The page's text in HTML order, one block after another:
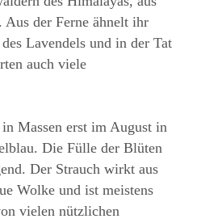
der Ferne ähnelt ihr
Lavendels und in der Tat
auch viele
Massen erst im August in
Die Fülle der Blüten
Der Strauch wirkt aus
Wolke und ist meistens
vielen nützlichen